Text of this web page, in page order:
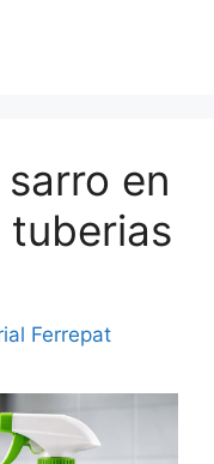
en
tuberias
Ferrepat